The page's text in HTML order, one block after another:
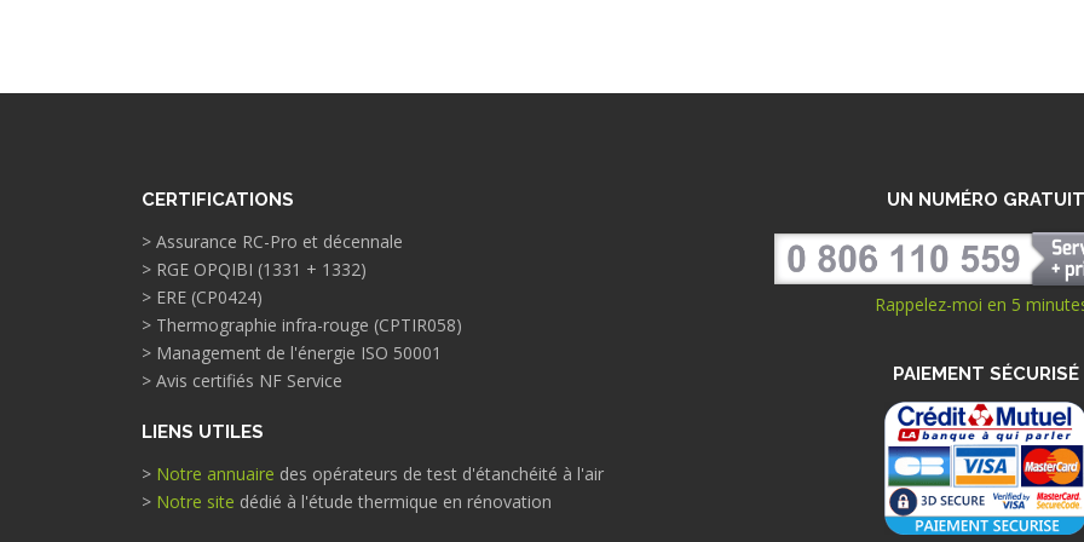
CERTIFICATIONS
> Assurance RC-Pro et décennale
> RGE OPQIBI (1331 + 1332)
> ERE (CP0424)
> Thermographie infra-rouge (CPTIR058)
> Management de l'énergie ISO 50001
> Avis certifiés NF Service
LIENS UTILES
> Notre annuaire des opérateurs de test d'étanchéité à l'air
> Notre site dédié à l'étude thermique en rénovation
UN NUMÉRO GRATUIT
Rappelez-moi en 5
PAIEMENT SÉCURISÉ